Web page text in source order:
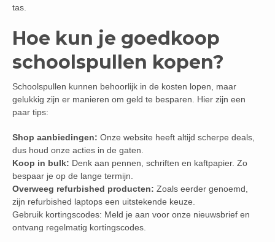
tas.
Hoe kun je goedkoop
schoolspullen kopen?
Schoolspullen kunnen behoorlijk in de kosten lopen, maar
gelukkig zijn er manieren om geld te besparen. Hier zijn een
paar tips:
Shop aanbiedingen: Onze website heeft altijd scherpe deals,
dus houd onze acties in de gaten.
Koop in bulk: Denk aan pennen, schriften en kaftpapier. Zo
bespaar je op de lange termijn.
Overweeg refurbished producten: Zoals eerder genoemd,
zijn refurbished laptops een uitstekende keuze.
Gebruik kortingscodes: Meld je aan voor onze nieuwsbrief en
ontvang regelmatig kortingscodes.